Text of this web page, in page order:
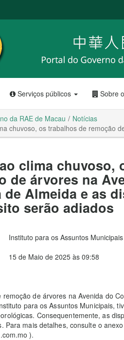
Serviços públicos Sobre
da RAE de Macau
Notícias
chuvoso, os trabalhos de remoção
clima chuvoso,
de árvores na
de Almeida e as
serão adiados
Instituto para os Assuntos
15 de Maio de 2025 às 09:58
remoção de árvores na Avenida do
para os Assuntos Municipais,
Consequentemente, as
Para mais detalhes, consulte o
).